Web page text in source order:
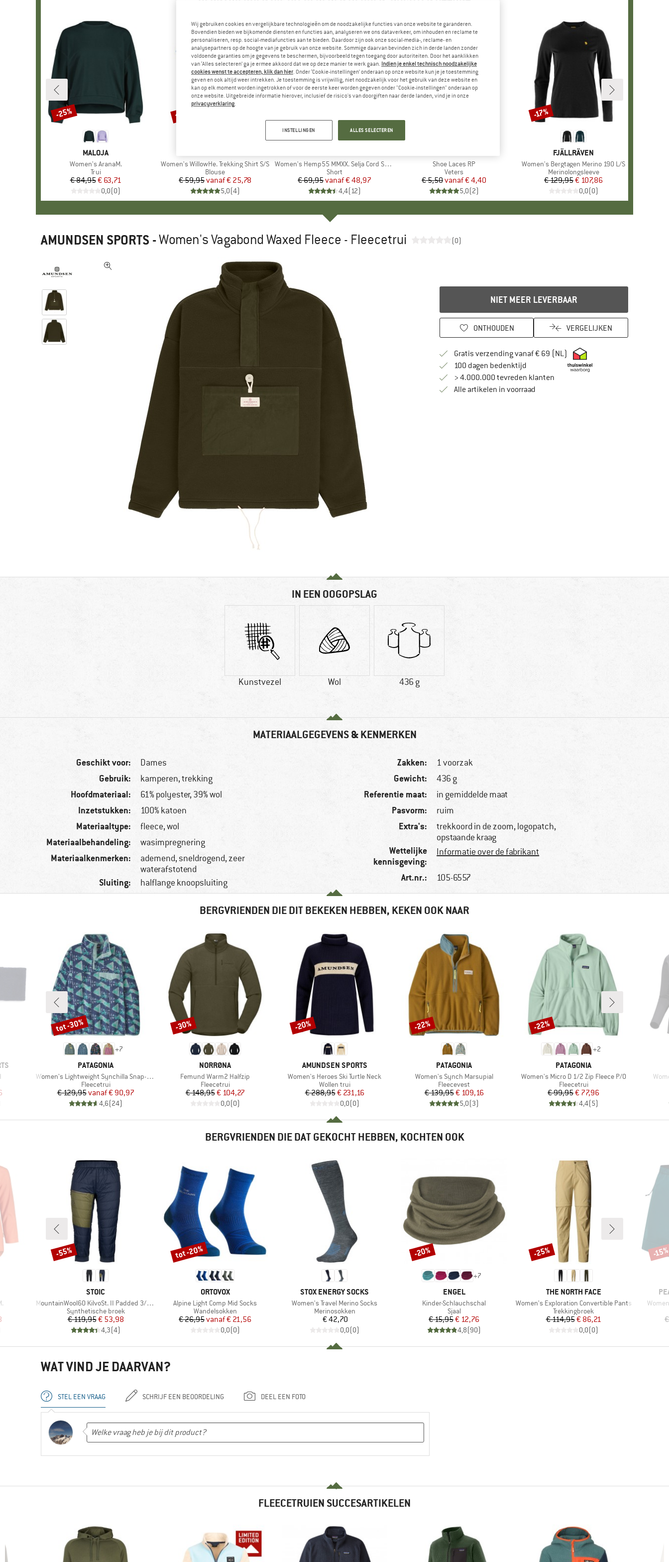
MERK
MALOJA
Artikel
Women's AranaM.
Productgroep
Trui
Prijs
€ 84,95Verlaagde prijs
€ 63,71
0,0(0)
Korting
-25%
Artikel
Women's WillowHe. Trekking Shirt S/S
Productgroep
Blouse
Prijs
€ 59,95 Verlaagde prijs
vanaf€ 25,78
5,0(4)
Korting
tot -57%
Artikel
Women's Hemp55 MMXX. Selja Cord Shorts
Productgroep
Short
Prijs
€ 69,95 Verlaagde prijs
vanaf€ 48,97
4,4(12)
Artikel
Shoe Laces RP
Productgroep
Veters
Prijs
€ 5,50 Verlaagde prijs
vanaf€ 4,40
5,0(2)
MERK
FJÄLLRÄVEN
Artikel
Women's Bergtagen Merino 190 L/S
Productgroep
Merinolongsleeve
Prijs
€ 129,95Verlaagde prijs
€ 107,86
0,0(0)
Korting
-17%
AMUNDSEN SPORTS -Women's Vagabond Waxed Fleece - Fleecetrui (0)
NIET MEER LEVERBAAR
ONTHOUDEN VERGELIJKEN
Gratis verzending vanaf € 69 (NL) Vind hier de
100 dagen bedenktijdVind de betalingsinformatie hier! Opent in
> 4.000.000 tevreden klanten
Alle artikelen in voorraad
IN EEN OOGOPSLAG
Kunstvezel Wol 436 g
MATERIAALGEGEVENS & KENMERKEN
Geschikt voor: Dames
Gebruik: kamperen, trekking
Hoofdmateriaal: 61% polyester, 39% wol
Inzetstukken: 100% katoen
Materiaaltype: fleece, wol
Materiaalbehandeling: wasimpregnering
Materiaalkenmerken:
ademend, sneldrogend, zeer
waterafstotend
Sluiting: halflange knoopsluiting
Zakken: 1 voorzak
Gewicht: 436 g
Referentie maat: in gemiddelde maat
Pasvorm: ruim
Extra's:
trekkoord in de zoom, logopatch,
opstaande kraag
Wettelijke
kennisgeving:
Informatie over de fabrikant
Art.nr.: 105-6557
BERGVRIENDEN DIE DIT BEKEKEN HEBBEN, KEKEN OOK NAAR
prijs
+7
MERK
PATAGONIA
Artikel
Women's Lightweight Synchilla Snap-T Fleece Pullover
Productgroep
Fleecetrui
Prijs
€ 129,95 Verlaagde prijs
vanaf€ 90,97
4,6(24)
Korting
tot -30%
MERK
NORRØNA
Artikel
Femund Warm2 Halfzip
Productgroep
Fleecetrui
Prijs
€ 148,95Verlaagde prijs
€ 104,27
0,0(0)
Korting
-30%
MERK
AMUNDSEN SPORTS
Artikel
Women's Heroes Ski Turtle Neck
Productgroep
Wollen trui
Prijs
€ 288,95Verlaagde prijs
€ 231,16
0,0(0)
Korting
-20%
MERK
PATAGONIA
Artikel
Women's Synch Marsupial
Productgroep
Fleecevest
Prijs
€ 139,95Verlaagde prijs
€ 109,16
5,0(3)
Korting
-22%
+2
MERK
PATAGONIA
Artikel
Women's Micro D 1/2 Zip Fleece P/O
Productgroep
Fleecetrui
Prijs
€ 99,95Verlaagde prijs
€ 77,96
4,4(5)
Korting
-22%
BERGVRIENDEN DIE DAT GEKOCHT HEBBEN, KOCHTEN OOK
prijs
MERK
STOIC
Artikel
MountainWool60 KilvoSt. II Padded 3/4 Pants
Productgroep
Synthetische broek
Prijs
€ 119,95Verlaagde prijs
€ 53,98
4,3(4)
Korting
-55%
MERK
ORTOVOX
Artikel
Alpine Light Comp Mid Socks
Productgroep
Wandelsokken
Prijs
€ 26,95 Verlaagde prijs
vanaf€ 21,56
0,0(0)
Korting
tot -20%
MERK
STOX ENERGY SOCKS
Artikel
Women's Travel Merino Socks
Productgroep
Merinosokken
Prijs
€ 42,70
0,0(0)
+7
MERK
ENGEL
Artikel
Kinder-Schlauchschal
Productgroep
Sjaal
Prijs
€ 15,95Verlaagde prijs
€ 12,76
4,8(90)
Korting
-20%
MERK
THE NORTH FACE
Artikel
Women's Exploration Convertible Pants
Productgroep
Trekkingbroek
Prijs
€ 114,95Verlaagde prijs
€ 86,21
0,0(0)
Korting
-25%
Artikel
-
WAT VIND JE DAARVAN?
STEL EEN VRAAG SCHRIJF EEN BEOORDELING DEEL EEN FOTO
FLEECETRUIEN SUCCESARTIKELEN
Wij gebruiken cookies en vergelijkbare technologieën om de noodzakelijke functies van onze website te garanderen.
Bovendien bieden we bijkomende diensten en functies aan, analyseren we ons dataverkeer, om inhouden en reclame te
personaliseren, resp. social-mediafuncties aan te bieden. Daardoor zijn ook onze social-media-, reclame- en
analysepartners op de hoogte van je gebruik van onze website. Sommige daarvan bevinden zich in derde landen zonder
voldoende garanties om je gegevens te beschermen, bijvoorbeeld tegen toegang door autoriteiten. Door het aanklikken
van ‘Alles selecteren’ ga je ermee akkoord dat we op deze manier te werk gaan. Indien je enkel technisch noodzakelijke
cookies wenst te accepteren, klik dan hier. Onder ‘Cookie-instellingen’ onderaan op onze website kun je je toestemming
geven en ook altijd weer intrekken. Je toestemming is vrijwillig, niet noodzakelijk voor het gebruik van deze website en
kan op elk moment worden ingetrokken of voor de eerste keer worden gegeven onder "Cookie-instellingen" onderaan op
onze website. Uitgebreide informatie hierover, inclusief de risico's van doorgiften naar derde landen, vind je in onze
privacyverklaring.
INSTELLINGEN ALLES SELECTEREN